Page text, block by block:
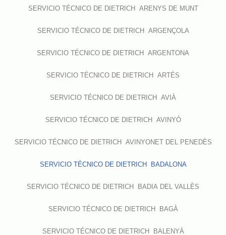
SERVICIO TÉCNICO DE DIETRICH ARENYS DE MUNT
SERVICIO TÉCNICO DE DIETRICH ARGENÇOLA
SERVICIO TÉCNICO DE DIETRICH ARGENTONA
SERVICIO TÉCNICO DE DIETRICH ARTÉS
SERVICIO TÉCNICO DE DIETRICH AVIÀ
SERVICIO TÉCNICO DE DIETRICH AVINYÓ
SERVICIO TÉCNICO DE DIETRICH AVINYONET DEL PENEDÈS
SERVICIO TÉCNICO DE DIETRICH BADALONA
SERVICIO TÉCNICO DE DIETRICH BADIA DEL VALLÈS
SERVICIO TÉCNICO DE DIETRICH BAGÀ
SERVICIO TÉCNICO DE DIETRICH BALENYÀ